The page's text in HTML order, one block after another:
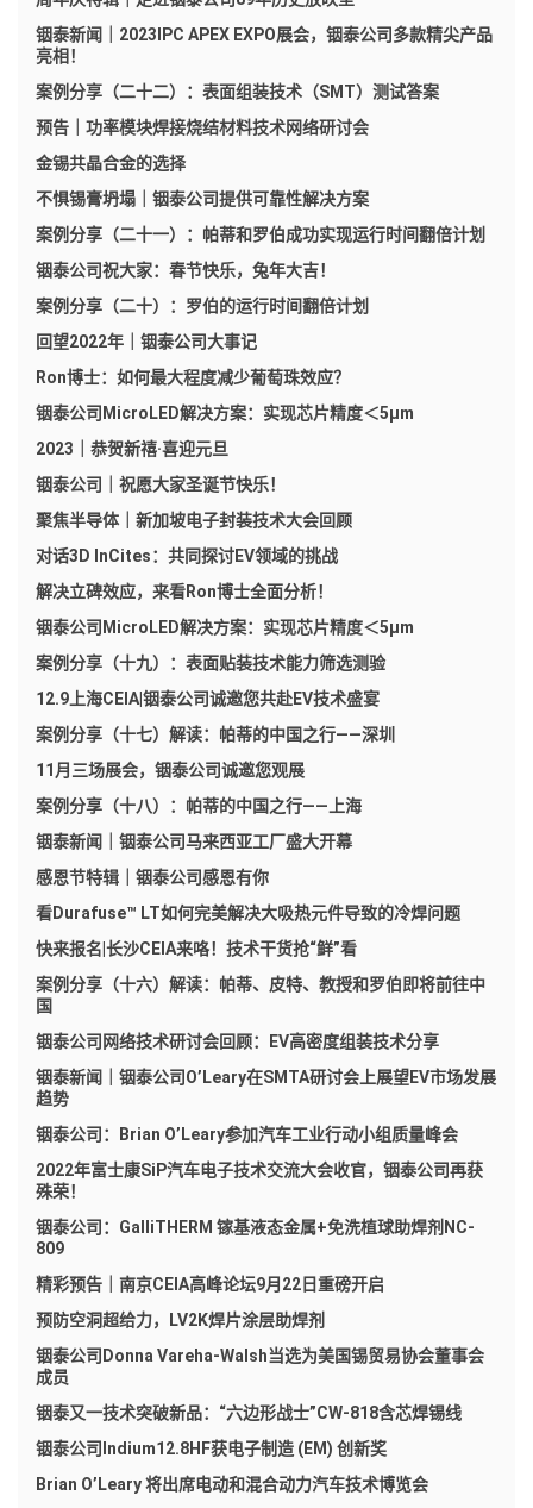
铟泰新闻｜2023IPC APEX EXPO展会，铟泰公司多款精尖产品
亮相！
案例分享（二十二）：表面组装技术（SMT）测试答案
预告｜功率模块焊接烧结材料技术网络研讨会
金锡共晶合金的选择
不惧锡膏坍塌｜铟泰公司提供可靠性解决方案
案例分享（二十一）：帕蒂和罗伯成功实现运行时间翻倍计划
铟泰公司祝大家：春节快乐，兔年大吉！
案例分享（二十）：罗伯的运行时间翻倍计划
回望2022年｜铟泰公司大事记
Ron博士：如何最大程度减少葡萄珠效应？
铟泰公司MicroLED解决方案：实现芯片精度＜5μm
2023｜恭贺新禧·喜迎元旦
铟泰公司｜祝愿大家圣诞节快乐！
聚焦半导体｜新加坡电子封装技术大会回顾
对话3D InCites：共同探讨EV领域的挑战
解决立碑效应，来看Ron博士全面分析！
铟泰公司MicroLED解决方案：实现芯片精度＜5μm
案例分享（十九）：表面贴装技术能力筛选测验
12.9上海CEIA|铟泰公司诚邀您共赴EV技术盛宴
案例分享（十七）解读：帕蒂的中国之行——深圳
11月三场展会，铟泰公司诚邀您观展
案例分享（十八）：帕蒂的中国之行——上海
铟泰新闻｜铟泰公司马来西亚工厂盛大开幕
感恩节特辑｜铟泰公司感恩有你
看Durafuse™ LT如何完美解决大吸热元件导致的冷焊问题
快来报名|长沙CEIA来咯！技术干货抢“鲜”看
案例分享（十六）解读：帕蒂、皮特、教授和罗伯即将前往中
国
铟泰公司网络技术研讨会回顾：EV高密度组装技术分享
铟泰新闻｜铟泰公司O’Leary在SMTA研讨会上展望EV市场发展
趋势
铟泰公司：Brian O’Leary参加汽车工业行动小组质量峰会
2022年富士康SiP汽车电子技术交流大会收官，铟泰公司再获
殊荣！
铟泰公司：GalliTHERM 镓基液态金属+免洗植球助焊剂NC-
809
精彩预告｜南京CEIA高峰论坛9月22日重磅开启
预防空洞超给力，LV2K焊片涂层助焊剂
铟泰公司Donna Vareha-Walsh当选为美国锡贸易协会董事会
成员
铟泰又一技术突破新品：“六边形战士”CW-818含芯焊锡线
铟泰公司Indium12.8HF获电子制造 (EM) 创新奖
Brian O’Leary 将出席电动和混合动力汽车技术博览会